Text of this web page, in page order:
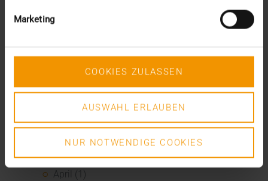
Marketing
COOKIES ZULASSEN
AUSWAHL ERLAUBEN
NUR NOTWENDIGE COOKIES
Februar (2)
Dezember (5)
Oktober (2)
September (3)
August (3)
Juni (1)
Mai (2)
April (1)